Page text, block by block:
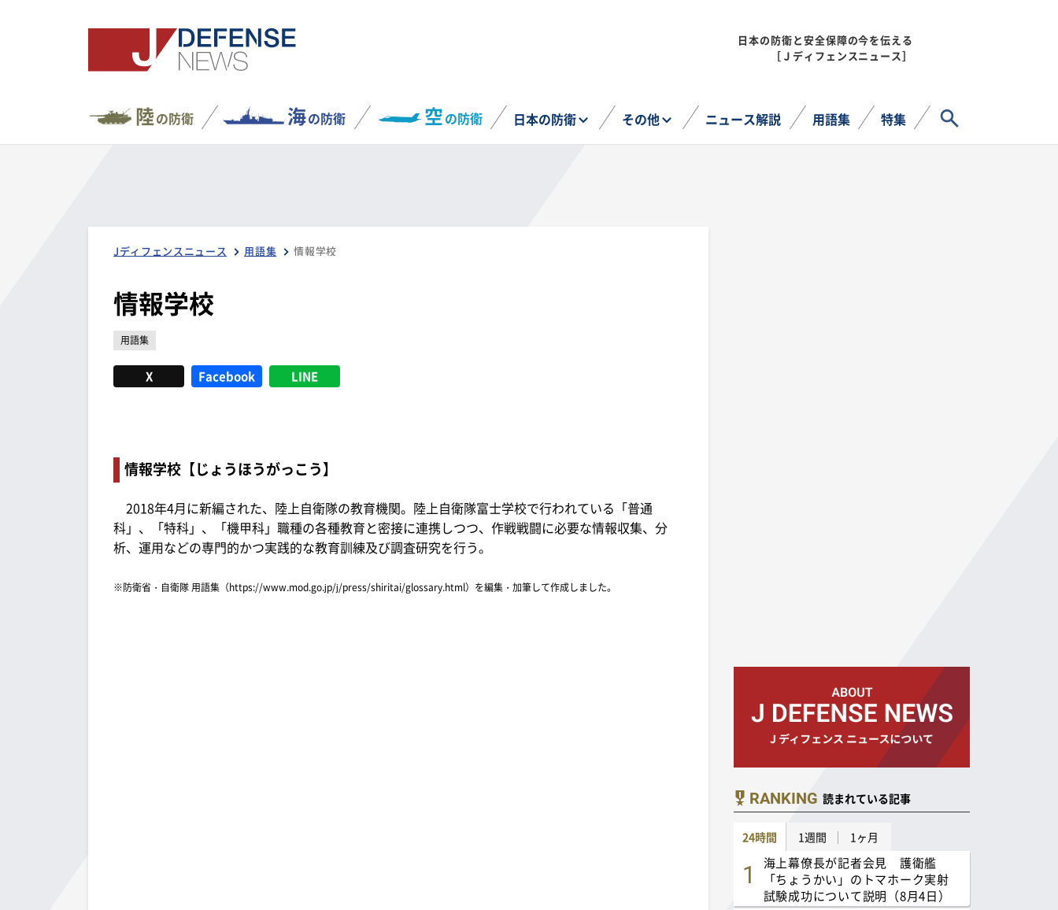
日本の防衛と安全保障の今を伝える
［Ｊディフェンスニュース］
陸の防衛 海の防衛 空の防衛 日本の防衛 その他 ニュース解説 用語集 特集
Jディフェンスニュース 用語集 情報学校
情報学校
用語集
X Facebook LINE
情報学校【じょうほうがっこう】
2018年4月に新編された、陸上自衛隊の教育機関。陸上自衛隊富士学校で行われている「普通
科」、「特科」、「機甲科」職種の各種教育と密接に連携しつつ、作戦戦闘に必要な情報収集、分
析、運用などの専門的かつ実践的な教育訓練及び調査研究を行う。
※防衛省・自衛隊 用語集（https://www.mod.go.jp/j/press/shiritai/glossary.html）を編集・加筆して作成しました。
RANKING 読まれている記事
24時間 1週間 1ヶ月
海上幕僚長が記者会見 護衛艦
「ちょうかい」のトマホーク実射
試験成功について説明（8月4日）